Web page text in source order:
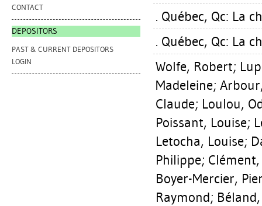
CONTACT
DEPOSITORS
PAST & CURRENT DEPOSITORS
LOGIN
. Québec, Qc: La
. Québec, Qc: La
Wolfe, Robert;
Madeleine;
Claude; Loulou,
Poissant, Louise;
Letocha, Louise;
Philippe;
Boyer-Mercier,
Raymond;